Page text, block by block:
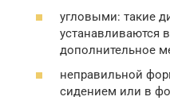
угловыми: такие
устанавливаются
дополнительное
неправильной
сидением или в